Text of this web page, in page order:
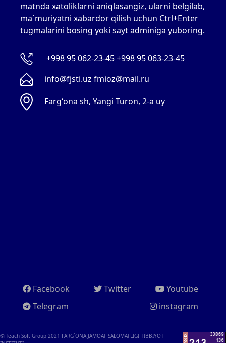
matnda xatoliklarni aniqlasangiz, ularni belgilab,
ma`muriyatni xabardor qilish uchun Ctrl+Enter
tugmalarini bosing yoki sayt adminiga yuboring.
+998 95 062-23-45 +998 95 063-23-45
info@fjsti.uz fmioz@mail.ru
Fargʻona sh, Yangi Turon, 2-a uy
Facebook Twitter
Youtube
Telegram
instagram
©iTeach Soft Group 2021 FARG`ONA JAMOAT SALOMATLIGI TIBBIYOT